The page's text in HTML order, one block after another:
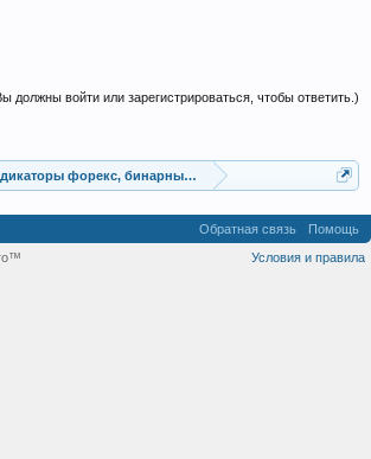
должны войти или зарегистрироваться, чтобы ответить.)
форекс, бинарных опционов, ММВБ
Обратная связь
Помощь
Условия и правила